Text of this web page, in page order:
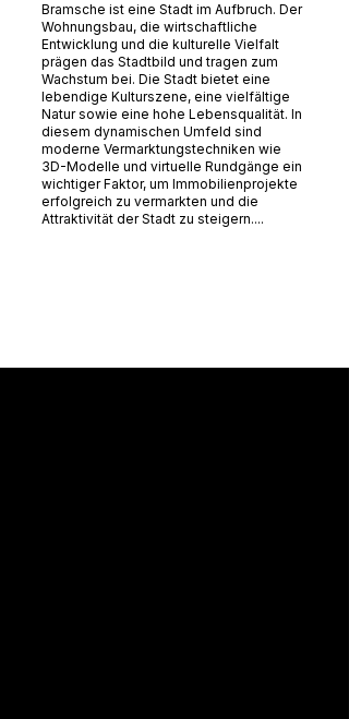
Bramsche ist eine Stadt im Aufbruch. Der
Wohnungsbau, die wirtschaftliche
Entwicklung und die kulturelle Vielfalt
prägen das Stadtbild und tragen zum
Wachstum bei. Die Stadt bietet eine
lebendige Kulturszene, eine vielfältige
Natur sowie eine hohe Lebensqualität. In
diesem dynamischen Umfeld sind
moderne Vermarktungstechniken wie
3D-Modelle und virtuelle Rundgänge ein
wichtiger Faktor, um Immobilienprojekte
erfolgreich zu vermarkten und die
Attraktivität der Stadt zu steigern....